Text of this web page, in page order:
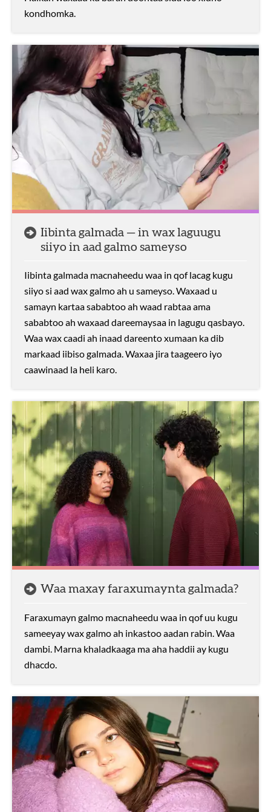
kondhomka.
Iibinta galmada — in wax laguugu
siiyo in aad galmo sameyso
Iibinta galmada macnaheedu waa in qof lacag kugu
siiyo si aad wax galmo ah u sameyso. Waxaad u
samayn kartaa sababtoo ah waad rabtaa ama
sababtoo ah waxaad dareemaysaa in lagugu qasbayo.
Waa wax caadi ah inaad dareento xumaan ka dib
markaad iibiso galmada. Waxaa jira taageero iyo
caawinaad la heli karo.
Waa maxay faraxumaynta galmada?
Faraxumayn galmo macnaheedu waa in qof uu kugu
sameeyay wax galmo ah inkastoo aadan rabin. Waa
dambi. Marna khaladkaaga ma aha haddii ay kugu
dhacdo.